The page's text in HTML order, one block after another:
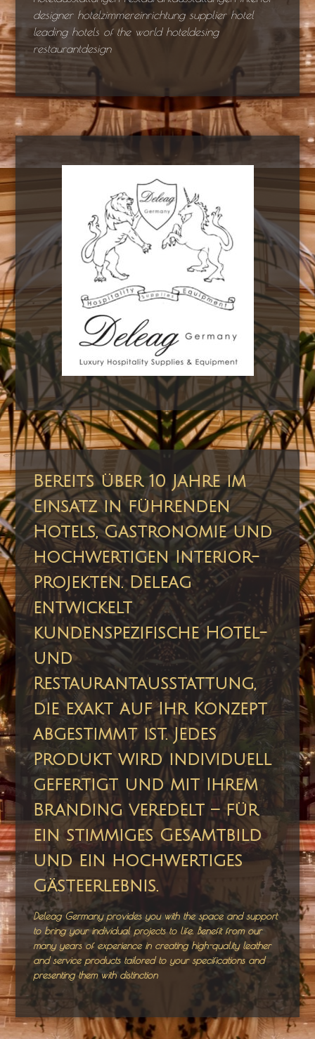
designer hotelzimmereinrichtung supplier hotel
leading hotels of the world hoteldesing
restaurantdesign
Bereits über 10 Jahre im
Einsatz in führenden
Hotels, Gastronomie und
hochwertigen Interior-
Projekten. Deleag
entwickelt
kundenspezifische Hotel-
und
Restaurantausstattung,
die exakt auf Ihr Konzept
abgestimmt ist. Jedes
Produkt wird individuell
gefertigt und mit Ihrem
Branding veredelt – für
ein stimmiges Gesamtbild
und ein hochwertiges
Gästeerlebnis.
Deleag Germany provides you with the space and support
to bring your individual projects to life. Benefit from our
many years of experience in creating high-quality leather
and service products tailored to your specifications and
presenting them with distinction